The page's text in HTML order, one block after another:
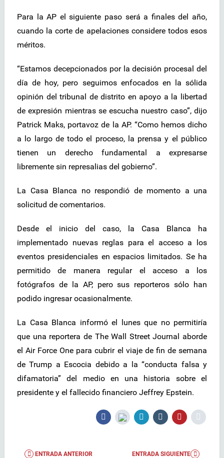
Para la AP el siguiente paso será a finales del año,
cuando la corte de apelaciones considere todos esos
méritos.
“Estamos decepcionados por la decisión procesal del
día de hoy, pero seguimos enfocados en la sólida
opinión del tribunal de distrito en apoyo a la libertad
de expresión mientras se escucha nuestro caso”, dijo
Patrick Maks, portavoz de la AP. “Como hemos dicho
a lo largo de todo el proceso, la prensa y el público
tienen un derecho fundamental a expresarse
libremente sin represalias del gobierno”.
La Casa Blanca no respondió de momento a una
solicitud de comentarios.
Desde el inicio del caso, la Casa Blanca ha
implementado nuevas reglas para el acceso a los
eventos presidenciales en espacios limitados. Se ha
permitido de manera regular el acceso a los
fotógrafos de la AP, pero sus reporteros sólo han
podido ingresar ocasionalmente.
La Casa Blanca informó el lunes que no permitiría
que una reportera de The Wall Street Journal aborde
el Air Force One para cubrir el viaje de fin de semana
de Trump a Escocia debido a la “conducta falsa y
difamatoria” del medio en una historia sobre el
presidente y el fallecido financiero Jeffrey Epstein.
ENTRADA ANTERIOR ENTRADA SIGUIENTE